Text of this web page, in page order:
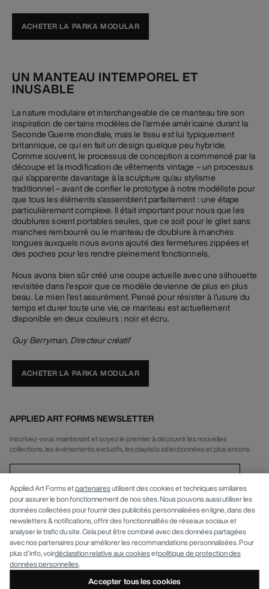
ACHETER LA PARKA MODULAR
UN MANTEAU INTEMPOREL ET
INUSABLE
La nature modulaire et interchangeable de ce manteau tire son
inspiration de certains modèles de l'armée américaine durant la
Seconde Guerre mondiale, mais le tissu est lui typiquement
britannique, ce qui en fait un design quelque peu hybride.
Comme souvent, le processus de conception a commencé par la
découpe et la modification de vêtements vintage – un processus
qui s'apparente davantage à la sculpture qu'au stylisme
traditionnel – avant de confier le prototype à notre modéliste pour
que tous les éléments s'assemblent parfaitement : une étape
particulièrement complexe. Il était important pour nous que les
doublures soient portables seules, que ce soit pour le gilet sans
manches rembourré ou le manteau de doublure à manches
longues auxquels nous avons ajouté des fermetures zippées et
des poches pour les rendre pleinement fonctionnels.
Nous avons bien sûr créé une coupe actuelle avec une silhouette
revisitée dans l'espoir que ce modèle devienne de plus en plus
beau. Le mien l'est assurément. Pensé pour résister à l'usure du
temps et durer toute une vie, ce manteau est actuellement
disponible en deux couleurs : noir et écru.
Guy Berryman, Directeur créatif
ACHETER LA PARKA MODULAR
APPLIED ART FORMS
INFOS
APPLIED ART FORMS NEWSLETTER
Inscrivez-vous maintenant et soyez le premier à découvrir les nouvelles
collections, les événements exclusifs, les playlists sélectionnées et plus encore.
Confidentialité
Applied Art Forms etpartenairesutilisent des cookies et techniques similaires
pour assurer le bon fonctionnement de nos sites. Nous pouvons aussi utiliser les
données collectées pour fournir des publicités personnalisées en ligne, dans des
newsletters & notifications, offrir des fonctionnalités de réseaux sociaux et
analyser le trafic du site. Cela peut être combiné avec des données partagées
avec nos partenaires pour améliorer les recommandations personnalisées. Pour
plus d'info, voirdéclaration relative aux cookiesetpolitique de protection des
données personnelles.
Accepter tous les cookies